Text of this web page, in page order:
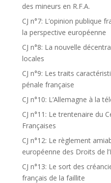
des mineurs en R.F.A.
CJ n°7: L’opinion publique
la perspective européenne
CJ n°8: La nouvelle
locales
CJ n°9: Les traits
pénale française
CJ n°10: L’Allemagne à la
CJ n°11: Le trentenaire du
Françaises
CJ n°12: Le règlement
européenne des Droits de
CJ n°13: Le sort des
français de la faillite